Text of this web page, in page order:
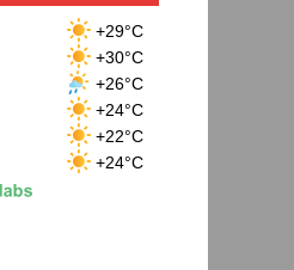
+29°C
+30°C
+26°C
+24°C
+22°C
+24°C